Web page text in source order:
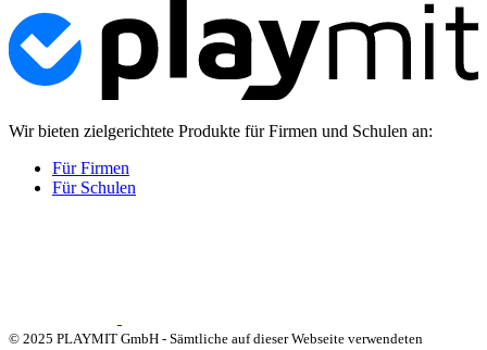
Wir bieten zielgerichtete Produkte für Firmen und Schulen an:
Für Firmen
Für Schulen
© 2025 PLAYMIT GmbH - Sämtliche auf dieser Webseite verwendeten